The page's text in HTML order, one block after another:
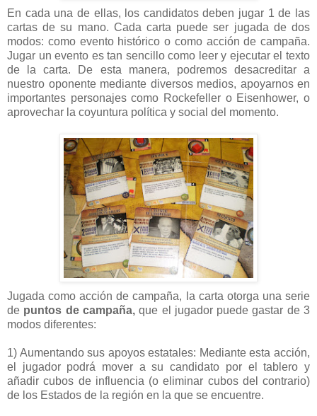
En cada una de ellas, los candidatos deben jugar 1 de las
cartas de su mano. Cada carta puede ser jugada de dos
modos: como evento histórico o como acción de campaña.
Jugar un evento es tan sencillo como leer y ejecutar el texto
de la carta. De esta manera, podremos desacreditar a
nuestro oponente mediante diversos medios, apoyarnos en
importantes personajes como Rockefeller o Eisenhower, o
aprovechar la coyuntura política y social del momento.
Jugada como acción de campaña, la carta otorga una serie
de puntos de campaña,que el jugador puede gastar de 3
modos diferentes:
1) Aumentando sus apoyos estatales: Mediante esta acción,
el jugador podrá mover a su candidato por el tablero y
añadir cubos de influencia (o eliminar cubos del contrario)
de los Estados de la región en la que se encuentre.